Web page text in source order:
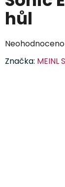
hůl
Průměrné
produktu
Neohodnoceno
Značka: MEINL